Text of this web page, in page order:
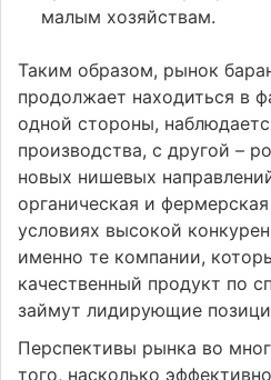
малым хозяйствам.
Таким образом, рынок
продолжает находиться в
одной стороны,
производства, с другой –
новых нишевых
органическая и
условиях высокой
именно те компании,
качественный продукт по
займут лидирующие
Перспективы рынка во
того, насколько